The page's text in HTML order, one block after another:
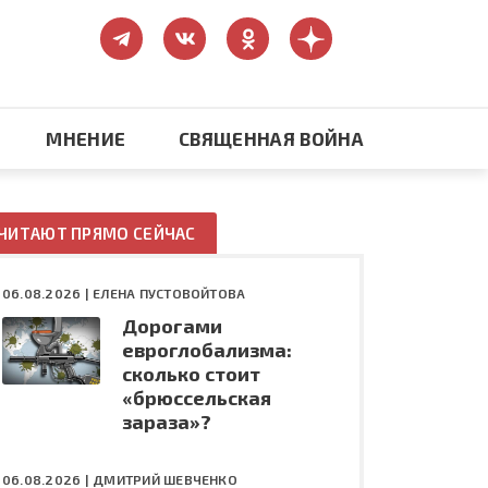
Конфликт на Украине
МНЕНИЕ СВЯЩЕННАЯ ВОЙНА
ПРЯМО СЕЙЧАС
06.08.2026 | ЕЛЕНА ПУСТОВОЙТОВА
Дорогами
евроглобализма:
сколько стоит
«брюссельская
зараза»?
06.08.2026 | ДМИТРИЙ ШЕВЧЕНКО